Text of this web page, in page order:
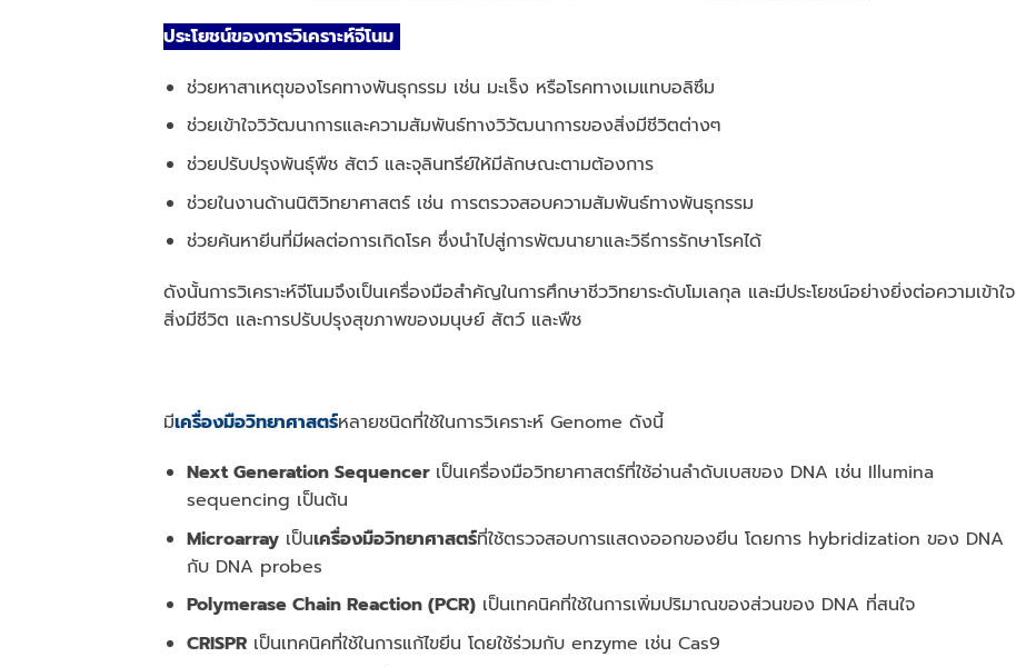
ประโยชน์ของการวิเคราะห์จีโนม
ช่วยหาสาเหตุของโรคทางพันธุกรรม เช่น มะเร็ง หรือโรคทางเมแทบอลิซึม
ช่วยเข้าใจวิวัฒนาการและความสัมพันธ์ทางวิวัฒนาการของสิ่งมีชีวิตต่างๆ
ช่วยปรับปรุงพันธุ์พืช สัตว์ และจุลินทรีย์ให้มีลักษณะตามต้องการ
ช่วยในงานด้านนิติวิทยาศาสตร์ เช่น การตรวจสอบความสัมพันธ์ทางพันธุกรรม
ช่วยค้นหายีนที่มีผลต่อการเกิดโรค ซึ่งนําไปสู่การพัฒนายาและวิธีการรักษาโรคได้
ดังนั้นการวิเคราะห์จีโนมจึงเป็นเครื่องมือสําคัญในการศึกษาชีววิทยาระดับโมเลกุล และมีประโยชน์อย่างยิ่งต่อความเข้าใจ
สิ่งมีชีวิต และการปรับปรุงสุขภาพของมนุษย์ สัตว์ และพืช
มีเครื่องมือวิทยาศาสตร์หลายชนิดที่ใช้ในการวิเคราะห์ Genome ดังนี้
Next Generation Sequencer เป็นเครื่องมือวิทยาศาสตร์ที่ใช้อ่านลําดับเบสของ DNA เช่น Illumina
sequencing เป็นต้น
Microarrayเป็นเครื่องมือวิทยาศาสตร์ที่ใช้ตรวจสอบการแสดงออกของยีน โดยการ hybridization ของ DNA
กับ DNA probes
Polymerase Chain Reaction (PCR)เป็นเทคนิคที่ใช้ในการเพิ่มปริมาณของส่วนของ DNA ที่สนใจ
CRISPRเป็นเทคนิคที่ใช้ในการแก้ไขยีน โดยใช้ร่วมกับ enzyme เช่น Cas9